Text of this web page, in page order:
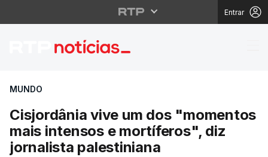
Entrar
Cisjordânia vive um
MUNDO
Cisjordânia vive um dos "momentos
mais intensos e mortíferos", diz
jornalista palestiniana